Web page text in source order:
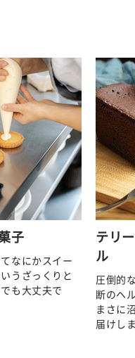
子
なにかスイー
うざっくりと
も大丈夫で
テリ
ル
圧倒的
断のヘ
まさに
届けし